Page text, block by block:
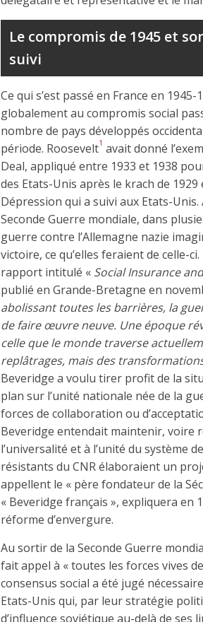
Le compromis de 1945 et
suivi
Ce qui s’est passé en France en
globalement au compromis social
nombre de pays développés
période. Roosevelt1 avait donné
Deal, appliqué entre 1933 et 1938
des Etats-Unis après le krach de 1929
Dépression qui a suivi aux Etats-Unis.
Seconde Guerre mondiale, dans
guerre contre l’Allemagne nazie
victoire, ce qu’elles feraient de celle-
rapport intitulé « Social Insurance
publié en Grande-Bretagne en
abolissant toutes les barrières, la
de faire œuvre neuve. Une époque
celle que le monde traverse
replâtrages, mais des
Beveridge a voulu tirer profit de la
plan sur l’unité nationale née de la
forces de collaboration ou
Beveridge entendait maintenir, voire
l’universalité et à l’unité du système
résistants du CNR élaboraient un
appellent le « père fondateur de la
« Beveridge français », expliquera en
réforme d’envergure.
Au sortir de la Seconde Guerre
fait appel à « toutes les forces vives
consensus social a été jugé
Etats-Unis qui, par leur stratégie
d’influence soviétique au-delà de